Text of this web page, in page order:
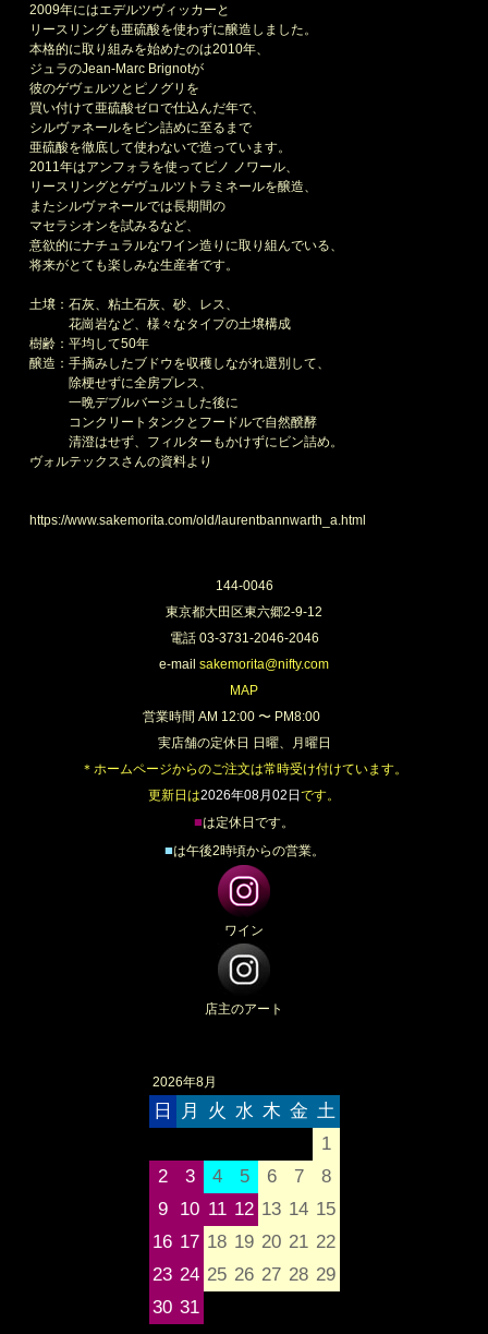
2009年にはエデルツヴィッカーと
リースリングも亜硫酸を使わずに醸造しました。
本格的に取り組みを始めたのは2010年、
ジュラのJean-Marc Brignotが
彼のゲヴェルツとピノグリを
買い付けて亜硫酸ゼロで仕込んだ年で、
シルヴァネールをビン詰めに至るまで
亜硫酸を徹底して使わないで造っています。
2011年はアンフォラを使ってピノ ノワール、
リースリングとゲヴュルツトラミネールを醸造、
またシルヴァネールでは長期間の
マセラシオンを試みるなど、
意欲的にナチュラルなワイン造りに取り組んでいる、
将来がとても楽しみな生産者です。
土壌：石灰、粘土石灰、砂、レス、
花崗岩など、様々なタイプの土壌構成
樹齢：平均して50年
醸造：手摘みしたブドウを収穫しながれ選別して、
除梗せずに全房プレス、
一晩デブルバージュした後に
コンクリートタンクとフードルで自然醗酵
清澄はせず、フィルターもかけずにビン詰め。
ヴォルテックスさんの資料より
https://www.sakemorita.com/old/laurentbannwarth_a.html
144-0046
東京都大田区東六郷2-9-12
電話 03-3731-2046-2046
e-mail sakemorita@nifty.com
MAP
営業時間 AM 12:00 〜 PM8:00
実店舗の定休日 日曜、月曜日
＊ホームページからのご注文は常時受け付けています。
更新日は2026年08月02日 です。
■は定休日です。
■は午後2時頃からの営業。
ワイン
店主のアート
2026年8月
日 月 火 水 木 金 土
1
2
3 4 5 6 7
8
9
10 11 12 13 14 15
16 17 18 19 20 21 22
23 24 25 26 27 28 29
30 31